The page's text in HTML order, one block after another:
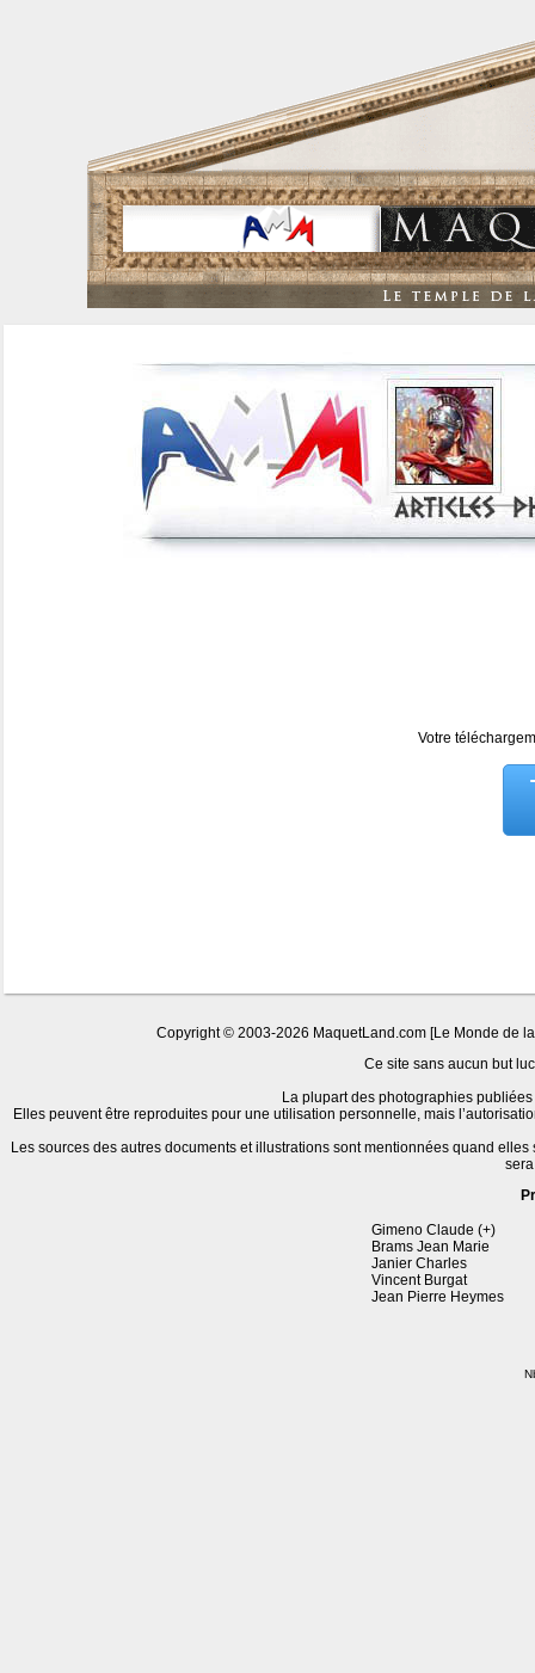
Votre
Copyright © 2003-2026 MaquetLand.com [Le Monde de
Ce site sans aucun but
La plupart des photographies
Elles peuvent être reproduites pour une utilisation personnelle, mais
Les sources des autres documents et illustrations sont mentionnées quand
Gimeno Claude (+)
Brams Jean Marie
Janier Charles
Vincent Burgat
Jean Pierre Heymes